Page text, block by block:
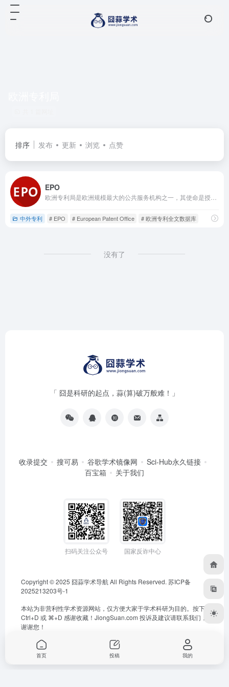
排序 发布 更新 浏览 点赞
EPO
中外专利 # EPO # European Patent Office # 欧洲专利全文数据库
没有了
「 囧是科研的起点，蒜(算)破万般难！」
收录提交 搜可易 谷歌学术镜像网
Sci-Hub永久链接
百宝箱
关于我们
扫码关注公众号 国家反诈中心
Copyright © 2025 囧蒜学术导航All Rights Reserved. 苏ICP备
2025213203号-1
本站为非营利性学术资源网站，仅方便大家于学术科研为目的。按下
Ctrl+D 或 ⌘+D 感谢收藏！ JiongSuan.com 投诉及建议请联系我们，
谢谢您！
首页 投稿 我的